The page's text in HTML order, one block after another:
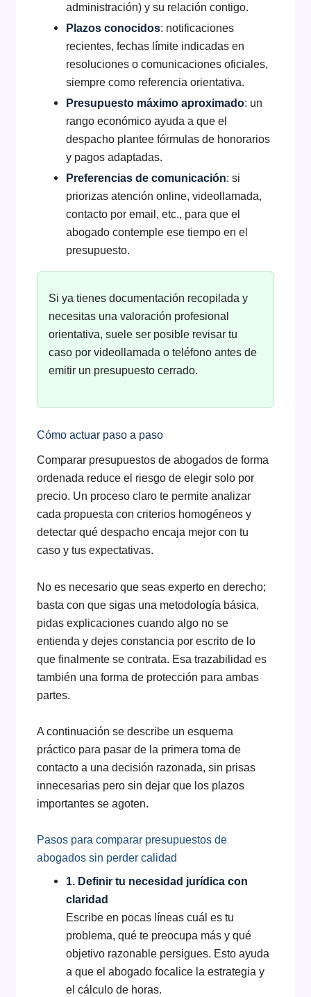
administración) y su relación contigo.
Plazos conocidos: notificaciones
recientes, fechas límite indicadas en
resoluciones o comunicaciones oficiales,
siempre como referencia orientativa.
Presupuesto máximo aproximado: un
rango económico ayuda a que el
despacho plantee fórmulas de honorarios
y pagos adaptadas.
Preferencias de comunicación: si
priorizas atención online, videollamada,
contacto por email, etc., para que el
abogado contemple ese tiempo en el
presupuesto.
Si ya tienes documentación recopilada y
necesitas una valoración profesional
orientativa, suele ser posible revisar tu
caso por videollamada o teléfono antes de
emitir un presupuesto cerrado.
Cómo actuar paso a paso
Comparar presupuestos de abogados de forma
ordenada reduce el riesgo de elegir solo por
precio. Un proceso claro te permite analizar
cada propuesta con criterios homogéneos y
detectar qué despacho encaja mejor con tu
caso y tus expectativas.
No es necesario que seas experto en derecho;
basta con que sigas una metodología básica,
pidas explicaciones cuando algo no se
entienda y dejes constancia por escrito de lo
que finalmente se contrata. Esa trazabilidad es
también una forma de protección para ambas
partes.
A continuación se describe un esquema
práctico para pasar de la primera toma de
contacto a una decisión razonada, sin prisas
innecesarias pero sin dejar que los plazos
importantes se agoten.
Pasos para comparar presupuestos de
abogados sin perder calidad
1. Definir tu necesidad jurídica con
claridad
Escribe en pocas líneas cuál es tu
problema, qué te preocupa más y qué
objetivo razonable persigues. Esto ayuda
a que el abogado focalice la estrategia y
el cálculo de horas.